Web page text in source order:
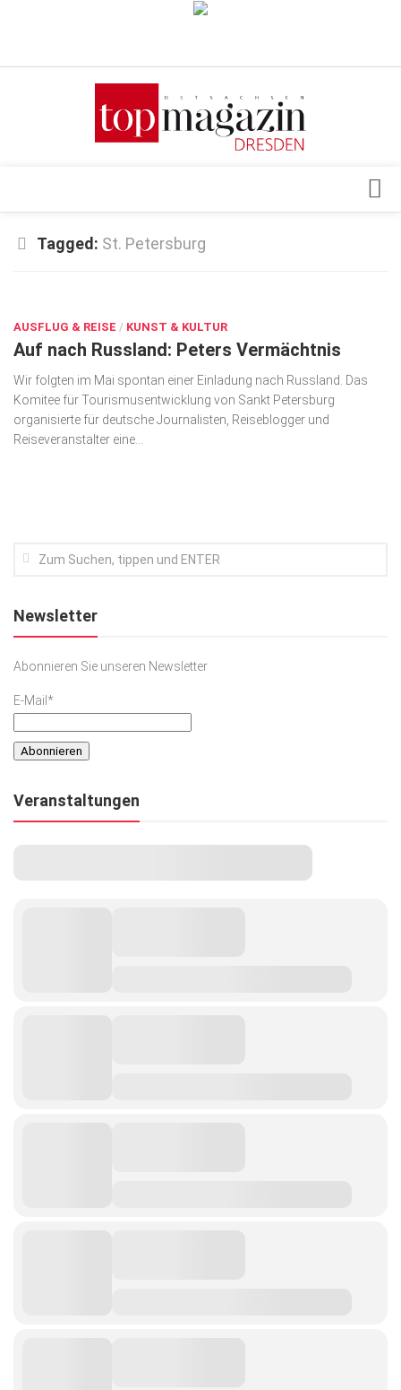
Verkaufsstellen
Top Gesundheitsforum Dresden / Ostsachsen
Geschäft
gesund & schön
Gesellschaft
Kunst & Kultur
Top Branchen
Tagged: St. Petersburg
AUSFLUG & REISE / KUNST & KULTUR
Auf nach Russland: Peters Vermächtnis
Wir folgten im Mai spontan einer Einladung nach Russland. Das
Komitee für Tourismusentwicklung von Sankt Petersburg
organisierte für deutsche Journalisten, Reiseblogger und
Reiseveranstalter eine...
Newsletter
Abonnieren Sie unseren Newsletter
E-Mail*
Veranstaltungen